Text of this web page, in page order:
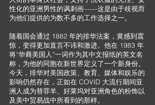
性化的亚洲男性的讽刺画——这是由于歧视而
为他们提供的为数不多的工作选择之一。
随着国会通过 1882 年的排华法案，黄感到震
惊，变得更加直言不讳和激进。他在 1983 年
将“华裔美国人”一词作为其中文报纸的英文名
称，为他的同胞在新世界定义了一个新身份。
今天，排华对美国政策、教育、媒体和娱乐的
影响仍然存在，正如在 COVID 大流行期间亚
洲人成为替罪羊、好莱坞对亚洲角色的粉饰以
及美中贸易战中所看到的那样。